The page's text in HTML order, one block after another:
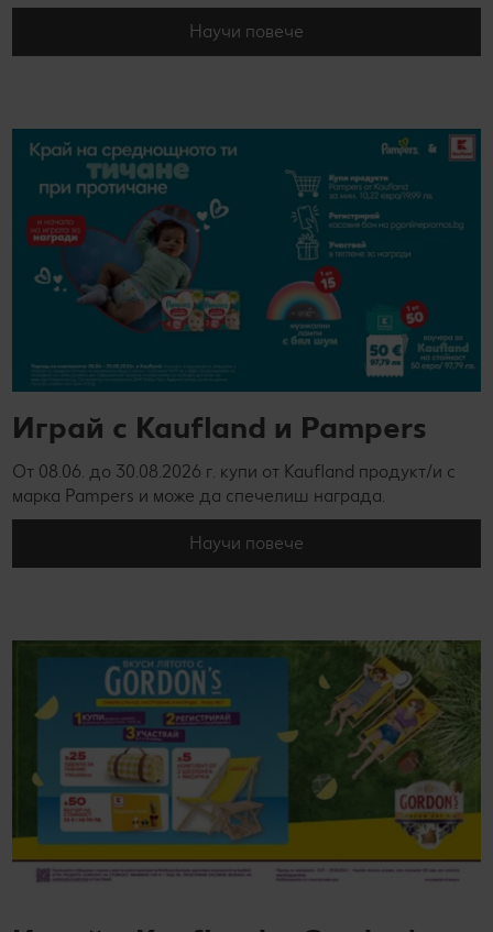
Научи повече
Играй с Kaufland и Pampers
От 08.06. до 30.08.2026 г. купи от Kaufland продукт/и с
марка Pampers и може да спечелиш награда.
Научи повече